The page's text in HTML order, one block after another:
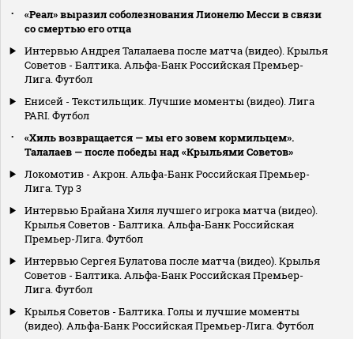
«Реал» выразил соболезнования Лионелю Месси в связи
со смертью его отца
Интервью Андрея Талалаева после матча (видео). Крылья
Советов - Балтика. Альфа-Банк Российская Премьер-
Лига. Футбол
Енисей - Текстильщик. Лучшие моменты (видео). Лига
PARI. Футбол
«Хиль возвращается — мы его зовем кормильцем».
Талалаев — после победы над «Крыльями Советов»
Локомотив - Акрон. Альфа-Банк Российская Премьер-
Лига. Тур 3
Интервью Брайана Хиля лучшего игрока матча (видео).
Крылья Советов - Балтика. Альфа-Банк Российская
Премьер-Лига. Футбол
Интервью Сергея Булатова после матча (видео). Крылья
Советов - Балтика. Альфа-Банк Российская Премьер-
Лига. Футбол
Крылья Советов - Балтика. Голы и лучшие моменты
(видео). Альфа-Банк Российская Премьер-Лига. Футбол